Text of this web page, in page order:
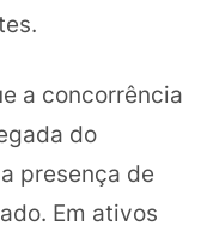
a concorrência
do
presença de
Em ativos